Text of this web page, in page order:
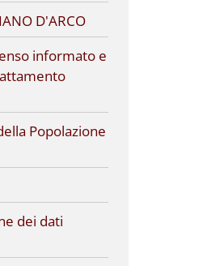
D'ARCO
informato e
Popolazione
dei dati